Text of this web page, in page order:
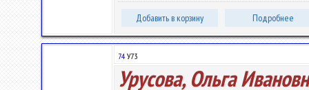
Добавить в корзину Подробнее
74 У73
Урусова, Ольга